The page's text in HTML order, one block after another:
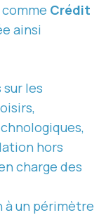
Crédit
ainsi
sur les
hors
charge des
à un périmètre